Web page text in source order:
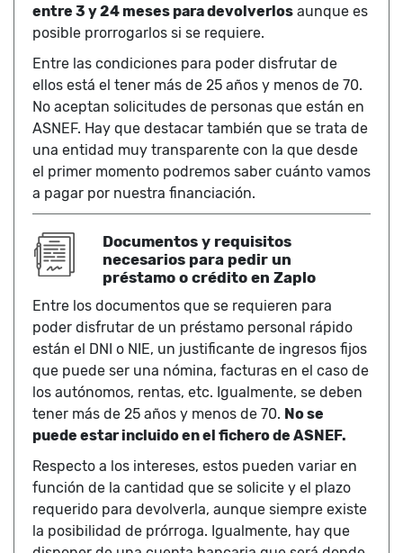
entre 3 y 24 meses para devolverlos aunque es
posible prorrogarlos si se requiere.
Entre las condiciones para poder disfrutar de
ellos está el tener más de 25 años y menos de 70.
No aceptan solicitudes de personas que están en
ASNEF. Hay que destacar también que se trata de
una entidad muy transparente con la que desde
el primer momento podremos saber cuánto vamos
a pagar por nuestra financiación.
Documentos y requisitos
necesarios para pedir un
préstamo o crédito en Zaplo
Entre los documentos que se requieren para
poder disfrutar de un préstamo personal rápido
están el DNI o NIE, un justificante de ingresos fijos
que puede ser una nómina, facturas en el caso de
los autónomos, rentas, etc. Igualmente, se deben
tener más de 25 años y menos de 70. No se
puede estar incluido en el fichero de ASNEF.
Respecto a los intereses, estos pueden variar en
función de la cantidad que se solicite y el plazo
requerido para devolverla, aunque siempre existe
la posibilidad de prórroga. Igualmente, hay que